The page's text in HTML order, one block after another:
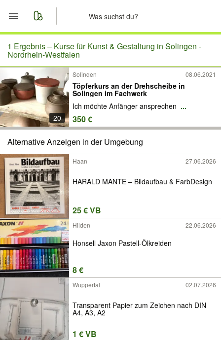
Start
Merkliste
Nachrichten
Anzeige aufgeben
1 Ergebnis – Kurse für Kunst & Gestaltung in Solingen -
Nordrhein-Westfalen
20
Solingen 08.06.2021
Töpferkurs an der Drehscheibe in
Solingen im Fachwerk
Ich möchte Anfänger ansprechen ...
350 €
Alternative Anzeigen in der Umgebung
Haan 27.06.2026
HARALD MANTE – Bildaufbau & FarbDesign
25 € VB
Hilden 22.06.2026
Honsell Jaxon Pastell-Ölkreiden
8 €
Wuppertal 02.07.2026
Transparent Papier zum Zeichen nach DIN
A4, A3, A2
1 € VB